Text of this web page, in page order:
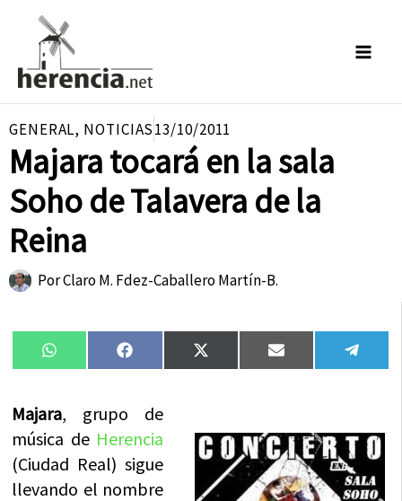
contenido
GENERAL, NOTICIAS13/10/2011
Majara tocará en la sala
Soho de Talavera de la
Reina
PorClaro M. Fdez-Caballero Martín-B.
Compartir
en
WhatsAppCompartir
en
FacebookCompartir
en
X
(Twitter)
Compartir
en
Email
en
Majara, grupo de
música de Herencia
(Ciudad Real) sigue
llevando el nombre